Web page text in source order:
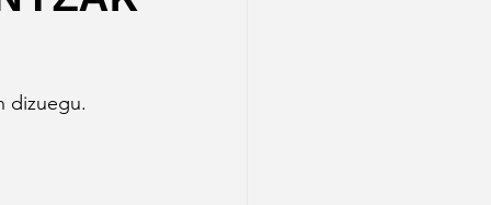
dizuegu.